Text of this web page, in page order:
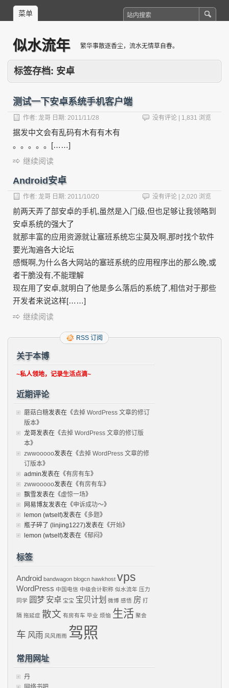
菜单
似水流年 繁华事散逐香尘，流水无情草自春。
标签存档: 安卓
测试一下安卓系统手机客户端
作者: 龙哥 日期: 2011/11/28 没有评论 | 1,831 浏览
据发中文会有乱码有木有有木有
。。。。。[……]
继续阅读
Android安卓
作者: 龙哥 日期: 2011/10/20 没有评论 | 2,020 浏览
前两天弄了部安卓的手机,虽然是入门级,但也足够让我领略到
安卓系统的强大了
就那丰富的应用资源就让塞班系统忘尘莫及啊,那时找个软件
要光淘遍各大论坛
感慨啊,为什么各大网站的塞班系统的应用程序出的那么晚,或
者干脆没有,不能理解
现在用了安卓,就明白了他是多么落后的系统了,相信对于那些
开发者来说这样[……]
继续阅读
RSS 订阅
关于本博
~私人领地，记录生活点滴~
近期评论
蘑菇白糖发表在《去掉 WordPress 文章的修订
版本》
龙哥发表在《去掉 WordPress 文章的修订版
本》
zwwooooo发表在《去掉 WordPress 文章的修
订版本》
admin发表在《有房有车》
zwwooooo发表在《有房有车》
飘雪发表在《虚惊一场》
网易博友发表在《申诉成功～》
lemon (wtself)发表在《多题》
瓶子碎了 (linjing1227)发表在《开始》
lemon (wtself)发表在《郁闷》
标签
Android bandwagon blogcn hawkhost vps
WordPress 中国电信 中级会计职称 似水流年 压力
同学 圆梦 安卓 宝宝 宝贝计划 微博 感悟 房 打
隔 拖延症 散文 有房有车 毕业 烦恼 生活 聚会
车 风雨 风风雨雨 驾照
常用网址
丹